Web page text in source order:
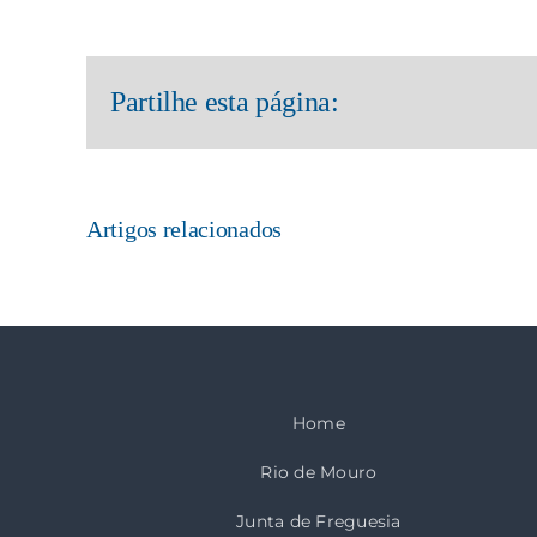
Partilhe esta página:
Artigos relacionados
Home
Rio de Mouro
Junta de Freguesia